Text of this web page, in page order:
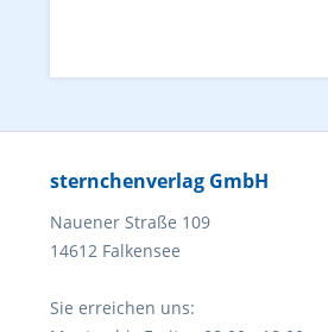
sternchenverlag GmbH
Nauener Straße 109
14612 Falkensee
Sie erreichen uns: